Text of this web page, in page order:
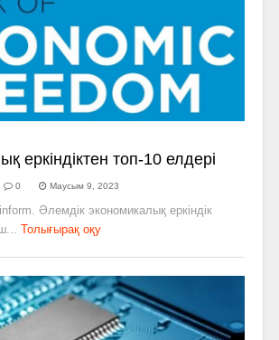
еркіндіктен топ-10 елдері
0 Маусым 9, 2023
Әлемдік экономикалық еркіндік
Толығырақ оқу